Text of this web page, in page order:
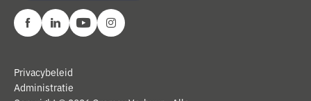
Privacybeleid
Administratie